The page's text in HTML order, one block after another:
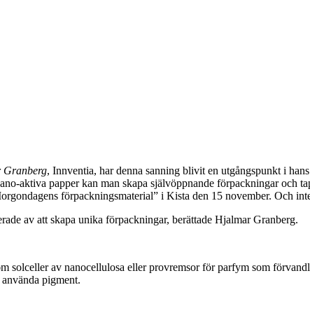
, Innventia, har denna sanning blivit en utgångspunkt i
aktiva papper kan man skapa självöppnande förpackningar och
förpackningsmaterial” i Kista den 15 november. Och
av att skapa unika förpackningar, berättade Hjalmar Granberg.
solceller av nanocellulosa eller provremsor för parfym som
pigment.